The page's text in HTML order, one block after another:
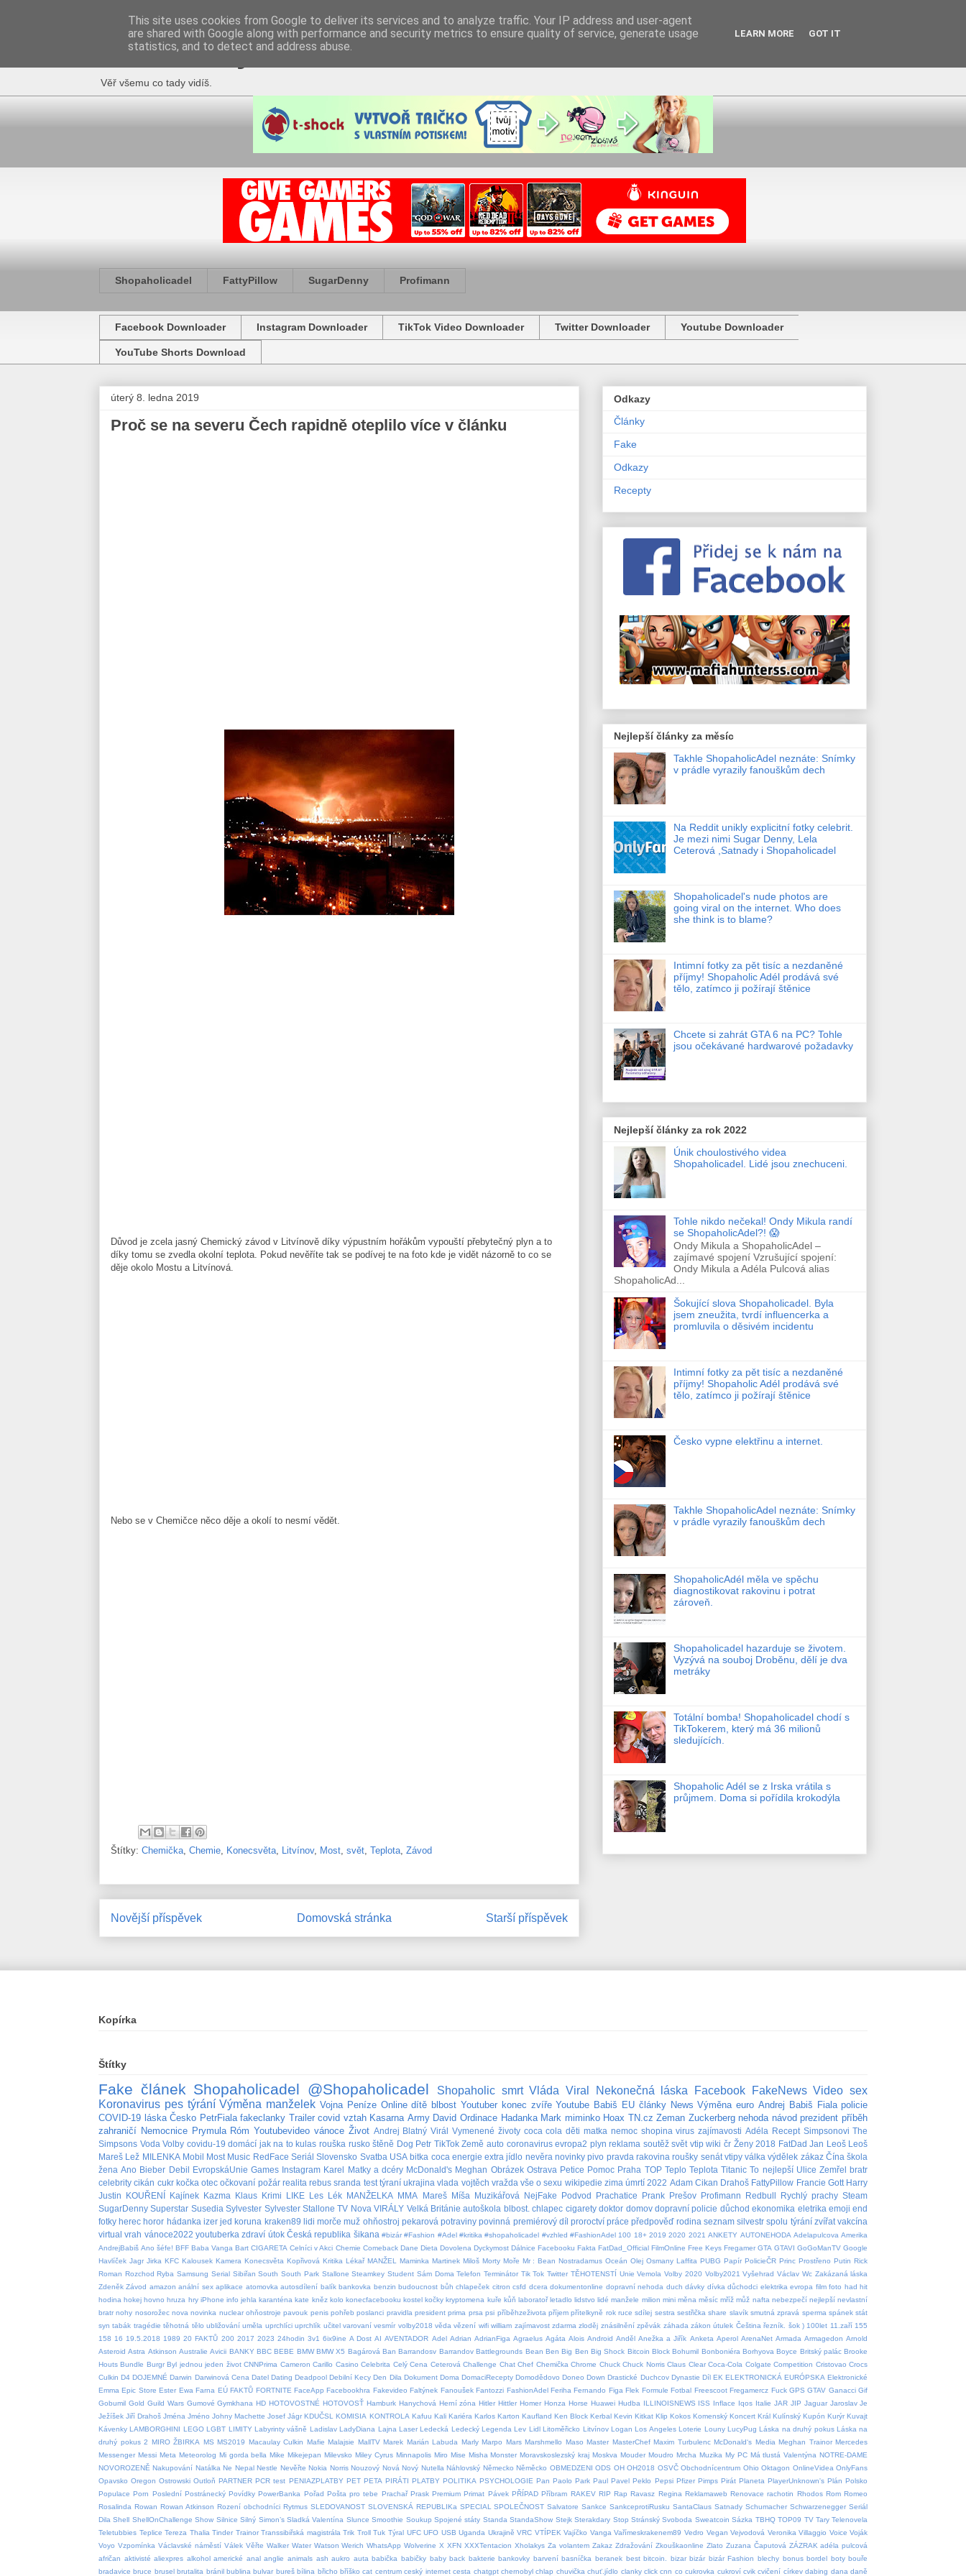
Fakečlánky
Věř všemu co tady vidíš.
Shopaholicadel FattyPillow SugarDenny Profimann
Facebook Downloader Instagram Downloader TikTok Video Downloader Twitter Downloader Youtube Downloader
YouTube Shorts Download
úterý 8. ledna 2019
Proč se na severu Čech rapidně oteplilo více v článku
Důvod je zcela jasný Chemický závod v Litvínově díky výpustním hořákům vypouští přebytečný plyn a to
díky tomu se zvedla okolní teplota. Pokud nevěříte tak se podívej te na foto kde je vidět názorně to co se
děje okolo Mostu a Litvínová.
Nebo se v Chemičce něco děje a okolí to nesmí vědět.
Štítky: Chemička, Chemie, Konecsvěta, Litvínov, Most, svět, Teplota, Závod
Novější příspěvek Starší příspěvek
Domovská stránka
Odkazy
Články
Fake
Odkazy
Recepty
Nejlepší články za měsíc
Takhle ShopaholicAdel neznáte: Snímky
v prádle vyrazily fanouškům dech
Na Reddit unikly explicitní fotky celebrit.
Je mezi nimi Sugar Denny, Lela
Ceterová ,Satnady i Shopaholicadel
Shopaholicadel's nude photos are
going viral on the internet. Who does
she think is to blame?
Intimní fotky za pět tisíc a nezdaněné
příjmy! Shopaholic Adél prodává své
tělo, zatímco ji požírají štěnice
Chcete si zahrát GTA 6 na PC? Tohle
jsou očekávané hardwarové požadavky
Nejlepší články za rok 2022
Únik choulostivého videa
Shopaholicadel. Lidé jsou znechuceni.
Tohle nikdo nečekal! Ondy Mikula randí
se ShopaholicAdel?! 😱
Ondy Mikula a ShopaholicAdel –
zajímavé spojení Vzrušující spojení:
Ondy Mikula a Adéla Pulcová alias
ShopaholicAd...
Šokující slova Shopaholicadel. Byla
jsem zneužita, tvrdí influencerka a
promluvila o děsivém incidentu
Intimní fotky za pět tisíc a nezdaněné
příjmy! Shopaholic Adél prodává své
tělo, zatímco ji požírají štěnice
Česko vypne elektřinu a internet.
Takhle ShopaholicAdel neznáte: Snímky
v prádle vyrazily fanouškům dech
ShopaholicAdél měla ve spěchu
diagnostikovat rakovinu i potrat
zároveň.
Shopaholicadel hazarduje se životem.
Vyzývá na souboj Droběnu, dělí je dva
metráky
Totální bomba! Shopaholicadel chodí s
TikTokerem, který má 36 milionů
sledujících.
Shopaholic Adél se z Irska vrátila s
průjmem. Doma si pořídila krokodýla
Kopírka
Štítky
Fake článek Shopaholicadel @Shopaholicadel Shopaholic smrt Vláda Viral Nekonečná láska Facebook FakeNews Video sex
Koronavirus pes týrání Výměna manželek Vojna Peníze Online dítě blbost Youtuber konec zvíře Youtube Babiš EU články News Výměna euro Andrej Babiš Fiala policie
COVID-19 láska Česko PetrFiala fakeclanky Trailer covid vztah Kasarna Army David Ordinace Hadanka Mark miminko Hoax TN.cz Zeman Zuckerberg nehoda návod prezident příběh
zahraničí Nemocnice Prymula Róm Youtubevideo vánoce Život Andrej Blatný Virál Vymenené životy coca cola děti matka nemoc shopina virus zajímavosti Adéla Recept Simpsonovi The
Simpsons Voda Volby covidu-19 domácí jak na to kulas rouška rusko štěně Dog Petr TikTok Země auto coronavirus evropa2 plyn reklama soutěž svět vtip wiki čr Ženy 2018 FatDad Jan Leoš
Leoš
Mareš
Lež MILENKA Mobil Most Music RedFace Seriál Slovensko Svatba USA bitka coca energie extra jídlo nevěra novinky pivo pravda rakovina roušky senát vtipy válka výdělek zákaz Čína škola
žena Ano Bieber Debil EvropskáUnie Games Instagram Karel Matky a dcéry McDonald's Meghan Obrázek Ostrava Petice Pomoc Praha TOP Teplo Teplota Titanic To nejlepší Ulice Zemřel
bratr
celebrity cikán cukr kočka otec očkovaní požár realita rebus sranda test týraní ukrajina vlada vojtěch vražda vše o sexu wikipedie zima úmrtí 2022 Adam Cikan Drahoš FattyPillow Francie Gott Harry
Justin
KOUŘENÍ Kajínek Kazma Klaus Krimi LIKE Les Lék MANŽELKA MMA Mareš Míša Muzikářová NejFake Podvod Prachatice Prank Prešov Profimann Redbull Rychlý prachy Steam
SugarDenny Superstar Susedia Sylvester Sylvester Stallone TV Nova VIRÁLY Velká Británie autoškola blbost. chlapec cigarety doktor domov dopravní policie důchod ekonomika eletrika emoji end
fotky herec horor hádanka izer jed koruna kraken89 lidi morče muž ohňostroj pekarová potraviny povinná premiérový díl proroctví práce předpověď rodina seznam silvestr spolu týrání zvířat vakcína
virtual vrah vánoce2022 youtuberka zdraví útok Česká republika šikana #bizár #Fashion #Adel #kritika #shopaholicadel #vzhled #FashionAdel 100 18+ 2019 2020 2021 ANKETY AUTONEHODA Adelapulcova Amerika
AndrejBabiš Ano šéfe! BFF Baba Vanga Bart CIGARETA Celníci v Akci Chemie Comeback Dane Dieta Dovolena Dyckymost Dálnice Facebooku Fakta FatDad_Official FilmOnline Free Keys Fregamer GTA GTAVI GoGoManTV Google
Havlíček Jagr Jirka KFC Kalousek Kamera Konecsvěta Kopřivová Kritika Lékař MANŽEL Maminka Martinek Miloš Morty Moře Mr : Bean Nostradamus Oceán Olej Osmany Laffita PUBG Papír PolicieČR Princ Prostřeno Putin Rick
Roman Rozchod Ryba Samsung Serial Sibiřan South South Park Stallone Steamkey Student Sám Doma Telefon Terminátor Tik Tok Twitter TĚHOTENSTÍ Unie Vemola Volby 2020 Volby2021 Vyšehrad Václav Wc Zakázaná láska
Zdeněk Závod amazon anální sex aplikace atomovka autosdílení balík bankovka benzin budoucnost bůh chlapeček citron csfd dcera dokumentonline dopravní nehoda duch dávky dívka důchodci elektrika evropa film foto had hit
hodina hokej hovno hruza hry iPhone info jehla karanténa kate kněz kolo konecfacebooku kostel kočky kryptomena kuře kůň laboratoř letadlo lidstvo lidé manžele milion mini měna měsíc mříž můž nafta nebezpečí nejlepší nevlastní
bratr nohy nosorožec nova novinka nuclear ohňostroje pavouk penis pohřeb poslanci pravidla president prima prsa psi příběhzeživota příjem přítelkyně rok ruce sdílej sestra sestřička share slavík smutná zpravá sperma spánek stát
syn tabák tragédie těhotná tělo ubližování uměla uprchlíci uprchlík učitel varovaní vesmír volby2018 věda vězení wifi william zajímavost zdarma zloděj znásilnění zpěvák záhada zákon útulek Čeština řezník. šok ) 100let 11.zaří 155
158 16 19.5.2018 1989 20 FAKTŮ 200 2017 2023 24hodin 3v1 6ix9ine A Dost AI AVENTADOR Adel Adrian AdrianFiga Agraelus Agáta Alois Android Anděl Anežka a Jiřík Anketa Aperol ArenaNet Armada Armagedon Arnold
Asteroid Astra Atkinson Australie Avicii BANKY BBC BEBE BMW BMW X5 Bagárová Ban Barrandosv Barrandov Battlegrounds Bean Ben Big Ben Big Shock Bitcoin Block Bohumil Bonboniéra Borhyova Boyce Britský palác Brooke
Houts Bundle Burgr Byl jednou jeden život CNNPrima Cameron Carillo Casino Celebrita Celý Cena Ceterová Challenge Chat Chef Chemička Chrome Chuck Chuck Norris Claus Clear Coca-Cola Colgate Competition Cristovao Crocs
Culkin D4 DOJEMNÉ Darwin Darwinová Cena Datel Dating Deadpool Debilní Kecy Den Dila Dokument Doma DomaciRecepty Domodědovo Doneo Down Drastické Duchcov Dynastie Díl EK ELEKTRONICKÁ EURÓPSKA Elektronické
Emma Epic Store Ester Ewa Farna EÚ FAKTŮ FORTNITE FaceApp Facebookhra Fakevideo Faltýnek Fanoušek Fantozzi FashionAdel Feriha Fernando Figa Flek Formule Fotbal Freescoot Fregamercz Fuck GPS GTAV Ganacci Gif
Gobumil Gold Guild Wars Gumové Gymkhana HD HOTOVOSTNÉ HOTOVOSŤ Hamburk Hanychová Herní zóna Hitler Hittler Homer Honza Horse Huawei Hudba ILLINOISNEWS ISS Inflace Iqos Italie JAR JIP Jaguar Jaroslav Je
Ježíšek Jiří Drahoš Jména Jméno Johny Machette Josef Jágr KDUČSL KOMISIA KONTROLA Kafuu Kali Kariéra Karlos Karton Kaufland Ken Block Kerbal Kevin Kitkat Klip Kokos Komenský Koncert Král Kulínský Kupón Kurýr Kuvajt
Kávenky LAMBORGHINI LEGO LGBT LIMITY Labyrinty vášně Ladislav LadyDiana Lajna Laser Ledecká Ledecký Legenda Lev Lidl Litoměřicko Litvínov Logan Los Angeles Loterie Louny LucyPug Láska na druhý pokus Láska na
druhý pokus 2 MIRO ŽBIRKA MS MS2019 Macaulay Culkin Mafie Malajsie MallTV Marek Marián Labuda Marly Marpo Mars Marshmello Maso Master MasterChef Maxim Turbulenc McDonald‘s Media Meghan Trainor Mercedes
Messenger Messi Meta Meteorolog Mi gorda bella Mike Mikejepan Milevsko Miley Cyrus Minnapolis Miro Mise Misha Monster Moravskoslezský kraj Moskva Mouder Moudro Mrcha Muzika My PC Má tlustá Valentýna NOTRE-DAME
NOVOROZENĚ Nakupování Natálka Ne Nepal Nestle Nevěřte Nokia Norris Nouzový Nová Nový Nutella Náhlovský Německo Něměcko OBMEDZENI ODS OH OH2018 OSVČ Obchodnícentrum Ohio Oktagon OnlineVidea OnlyFans
Opavsko Oregon Ostrowski Outloň PARTNER PCR test PENIAZPLATBY PET PETA PIRÁTI PLATBY POLITIKA PSYCHOLOGIE Pan Paolo Park Paul Pavel Peklo Pepsi Pfizer Pimps Pirát Planeta PlayerUnknown's Plán Polsko
Populace Porn Poslední Postránecký Povídky PowerBanka Pořad Pošta pro tebe Prachař Prask Premium Primat Pávek PŘÍPAD Příbram RAKEV RIP Rap Ravasz Regina Reklamaweb Renovace rachotin Rhodos Rom Romeo
Rosalinda Rowan Rowan Atkinson Rození obchodníci Rytmus SLEDOVANOST SLOVENSKÁ REPUBLIKa SPECIAL SPOLEČNOST Salvatore Sankce SankceprotiRusku SantaClaus Satnady Schumacher Schwarzenegger Seriál
Dila Shell ShellOnChallenge Show Silnice Silný Simon’s Sladká Valentína Slunce Smoothie Soukup Spojené státy Standa StandaShow Stejk Sterakdary Stop Stránský Svoboda Sweatcoin Sázka TBHQ TOP09 TV Tary Telenovela
Teletubbies Teplice Tereza Thalia Tinder Trainor Transsibiřská magistrála Trik Troll Tuk Týral UFC UFO USB Uganda Ukrajině VRC VTÍPEK Vajíčko Vanga Vařímeskrakenem89 Vedro Vegan Vejvodová Veronika Villaggio Voice Voják
Voyo Vzpomínka Václavské náměstí Válek Věřte Walker Water Watson Werich WhatsApp Wolverine X XFN XXXTentacion Xholakys Za volantem Zakaz Zdražování Zkouškaonline Zlato Zuzana Čaputová ZÁZRAK adéla pulcová
afričan aktivisté aliexpres alkohol americké anal anglie animals ash aukro auta babička babičky baby back bakterie bankovky barvení basníčka beranek best bitcoin. bizar bizár bizár Fashion blechy bonus bordel boty bouře
bradavice bruce brusel brutalita bránil bublina bulvar bureš bílina břicho bříško cat centrum ceský internet cesta chatgpt chernobyl chlap chuvička chuť.jídlo clanky click cnn co cukrovka cukroví cvik cvičení církev dabing dana daně
This site uses cookies from Google to deliver its services and to analyze traffic. Your IP address and user-agent
are shared with Google along with performance and security metrics to ensure quality of service, generate usage
statistics, and to detect and address abuse.
LEARN MORE GOT IT